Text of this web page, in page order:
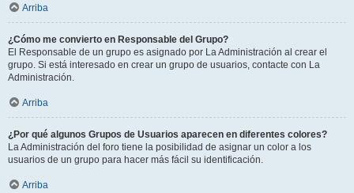
Arriba
¿Cómo me convierto en Responsable del Grupo?
El Responsable de un grupo es asignado por La Administración al crear el
grupo. Si está interesado en crear un grupo de usuarios, contacte con La
Administración.
Arriba
¿Por qué algunos Grupos de Usuarios aparecen en diferentes colores?
La Administración del foro tiene la posibilidad de asignar un color a los
usuarios de un grupo para hacer más fácil su identificación.
Arriba